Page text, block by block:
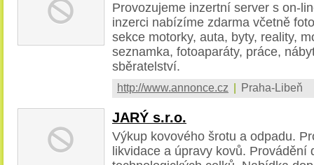
Provozujeme inzertní server s on-
inzerci nabízíme zdarma včetně
sekce motorky, auta, byty, reality,
seznamka, fotoaparáty, práce,
sběratelství.
http://www.annonce.cz Praha-Libeň
JARÝ s.r.o.
Výkup kovového šrotu a odpadu.
likvidace a úpravy kovů. Provádění